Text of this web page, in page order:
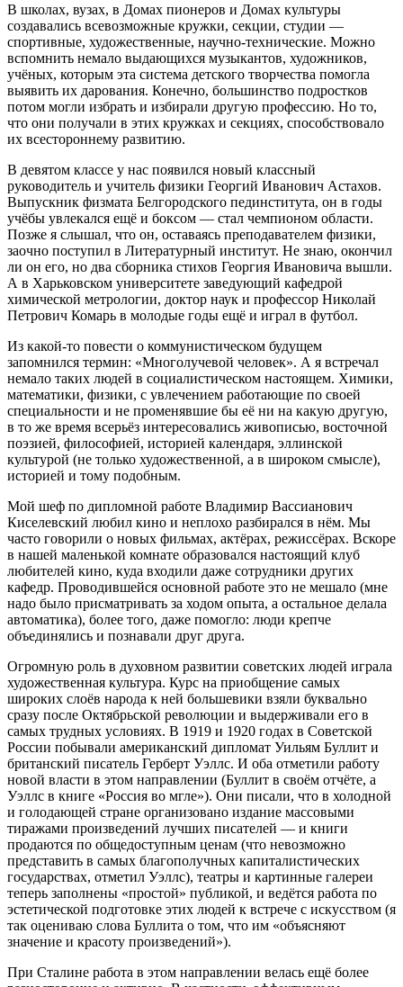
В школах, вузах, в Домах пионеров и Домах культуры
создавались всевозможные кружки, секции, студии —
спортивные, художественные, научно-технические. Можно
вспомнить немало выдающихся музыкантов, художников,
учёных, которым эта система детского творчества помогла
выявить их дарования. Конечно, большинство подростков
потом могли избрать и избирали другую профессию. Но то,
что они получали в этих кружках и секциях, способствовало
их всестороннему развитию.
В девятом классе у нас появился новый классный
руководитель и учитель физики Георгий Иванович Астахов.
Выпускник физмата Белгородского пединститута, он в годы
учёбы увлекался ещё и боксом — стал чемпионом области.
Позже я слышал, что он, оставаясь преподавателем физики,
заочно поступил в Литературный институт. Не знаю, окончил
ли он его, но два сборника стихов Георгия Ивановича вышли.
А в Харьковском университете заведующий кафедрой
химической метрологии, доктор наук и профессор Николай
Петрович Комарь в молодые годы ещё и играл в футбол.
Из какой-то повести о коммунистическом будущем
запомнился термин: «Многолучевой человек». А я встречал
немало таких людей в социалистическом настоящем. Химики,
математики, физики, с увлечением работающие по своей
специальности и не променявшие бы её ни на какую другую,
в то же время всерьёз интересовались живописью, восточной
поэзией, философией, историей календаря, эллинской
культурой (не только художественной, а в широком смысле),
историей и тому подобным.
Мой шеф по дипломной работе Владимир Вассианович
Киселевский любил кино и неплохо разбирался в нём. Мы
часто говорили о новых фильмах, актёрах, режиссёрах. Вскоре
в нашей маленькой комнате образовался настоящий клуб
любителей кино, куда входили даже сотрудники других
кафедр. Проводившейся основной работе это не мешало (мне
надо было присматривать за ходом опыта, а остальное делала
автоматика), более того, даже помогло: люди крепче
объединялись и познавали друг друга.
Огромную роль в духовном развитии советских людей играла
художественная культура. Курс на приобщение самых
широких слоёв народа к ней большевики взяли буквально
сразу после Октябрьской революции и выдерживали его в
самых трудных условиях. В 1919 и 1920 годах в Советской
России побывали американский дипломат Уильям Буллит и
британский писатель Герберт Уэллс. И оба отметили работу
новой власти в этом направлении (Буллит в своём отчёте, а
Уэллс в книге «Россия во мгле»). Они писали, что в холодной
и голодающей стране организовано издание массовыми
тиражами произведений лучших писателей — и книги
продаются по общедоступным ценам (что невозможно
представить в самых благополучных капиталистических
государствах, отметил Уэллс), театры и картинные галереи
теперь заполнены «простой» публикой, и ведётся работа по
эстетической подготовке этих людей к встрече с искусством (я
так оцениваю слова Буллита о том, что им «объясняют
значение и красоту произведений»).
При Сталине работа в этом направлении велась ещё более